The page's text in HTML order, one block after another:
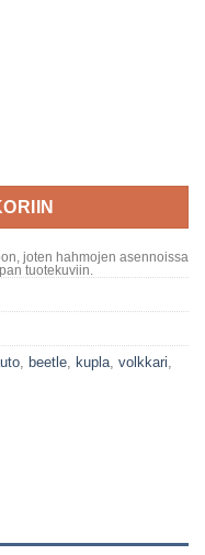
joten hahmojen asennoissa
tuotekuviin.
, beetle, kupla, volkkari,